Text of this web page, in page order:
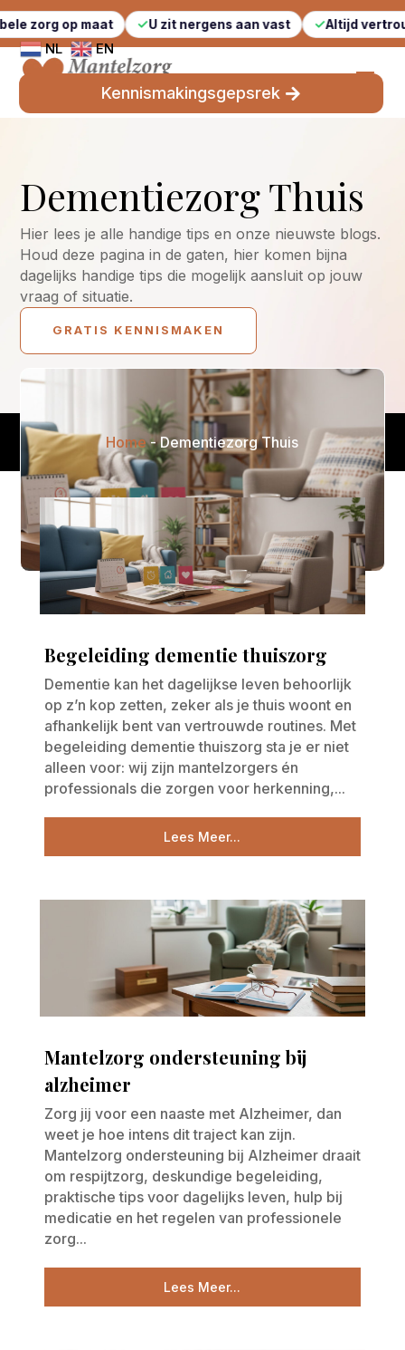
maat U zit nergens aan vast Altijd vertrouwde
NL EN
Kennismakingsgepsrek
Dementiezorg Thuis
Hier lees je alle handige tips en onze nieuwste blogs.
Houd deze pagina in de gaten, hier komen bijna
dagelijks handige tips die mogelijk aansluit op jouw
vraag of situatie.
GRATIS KENNISMAKEN
Home-Dementiezorg Thuis
Begeleiding dementie thuiszorg
Dementie kan het dagelijkse leven behoorlijk
op z’n kop zetten, zeker als je thuis woont en
afhankelijk bent van vertrouwde routines. Met
begeleiding dementie thuiszorg sta je er niet
alleen voor: wij zijn mantelzorgers én
professionals die zorgen voor herkenning,...
Lees Meer...
Mantelzorg ondersteuning bij
alzheimer
Zorg jij voor een naaste met Alzheimer, dan
weet je hoe intens dit traject kan zijn.
Mantelzorg ondersteuning bij Alzheimer draait
om respijtzorg, deskundige begeleiding,
praktische tips voor dagelijks leven, hulp bij
medicatie en het regelen van professionele
zorg...
Lees Meer...